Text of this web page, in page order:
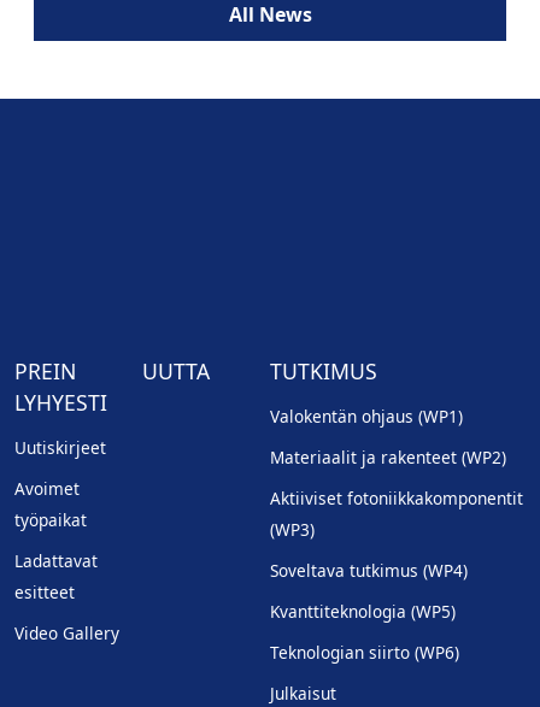
All News
PREIN
LYHYESTI
Uutiskirjeet
Avoimet
työpaikat
Ladattavat
esitteet
Video Gallery
UUTTA TUTKIMUS
Valokentän ohjaus (WP1)
Materiaalit ja rakenteet (WP2)
Aktiiviset fotoniikkakomponentit
(WP3)
Soveltava tutkimus (WP4)
Kvanttiteknologia (WP5)
Teknologian siirto (WP6)
Julkaisut